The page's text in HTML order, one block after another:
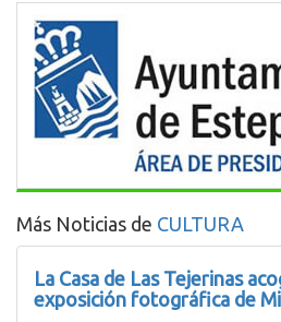
Más Noticias de CULTURA
La Casa de Las Tejerinas
exposición fotográfica de